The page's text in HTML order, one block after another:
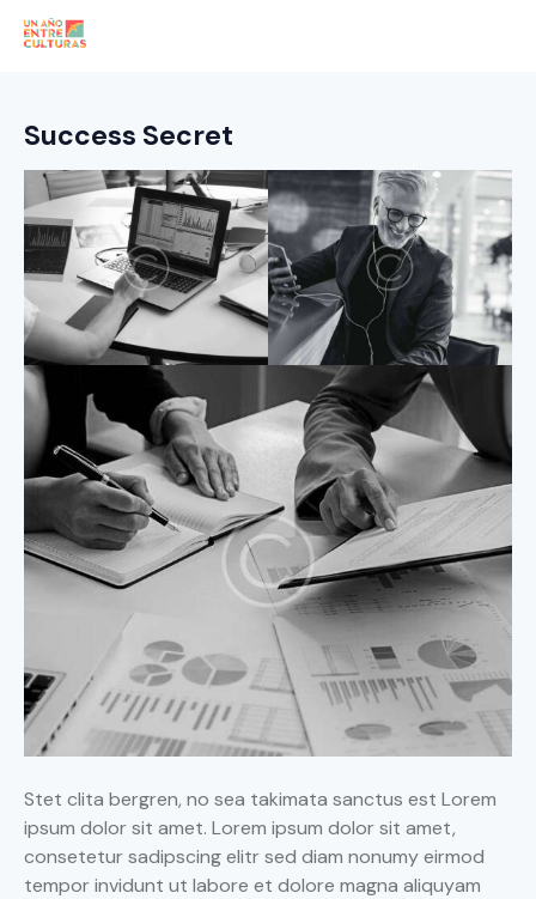
Success Secret
Stet clita bergren, no sea takimata sanctus est Lorem
ipsum dolor sit amet. Lorem ipsum dolor sit amet,
consetetur sadipscing elitr sed diam nonumy eirmod
tempor invidunt ut labore et dolore magna aliquyam